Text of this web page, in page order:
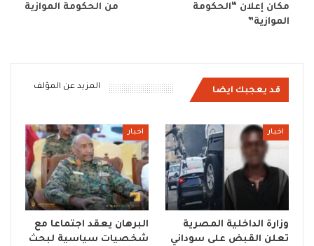
مكان إعلان “الحكومة
الموازية”
من الحكومة الموازية
قد يعجبك ايضا المزيد عن المؤلف
اخبار
وزارة الداخلية المصرية
تعلن القبض على سوداني
اخبار
البرهان يعقد اجتماعا مع
شخصيات سياسية لبحث